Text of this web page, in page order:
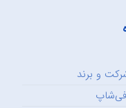
و برند